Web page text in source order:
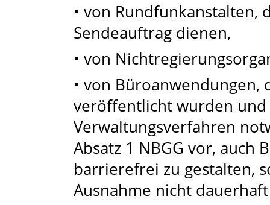
• von
Sendeauftrag dienen,
• von
• von Büroanwendungen,
veröffentlicht wurden
Verwaltungsverfahren
Absatz 1 NBGG vor, auch
barrierefrei zu gestalten,
Ausnahme nicht